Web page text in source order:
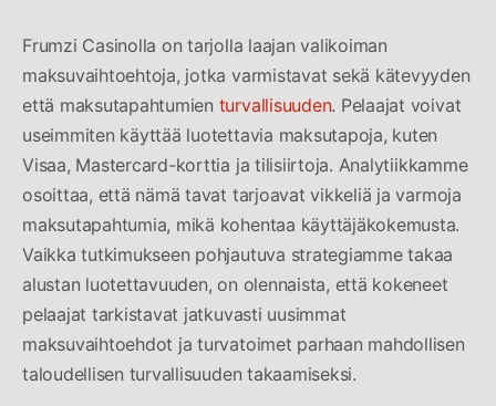
Frumzi Casinolla on tarjolla laajan valikoiman
maksuvaihtoehtoja, jotka varmistavat sekä kätevyyden
että maksutapahtumien turvallisuuden. Pelaajat voivat
useimmiten käyttää luotettavia maksutapoja, kuten
Visaa, Mastercard-korttia ja tilisiirtoja. Analytiikkamme
osoittaa, että nämä tavat tarjoavat vikkeliä ja varmoja
maksutapahtumia, mikä kohentaa käyttäjäkokemusta.
Vaikka tutkimukseen pohjautuva strategiamme takaa
alustan luotettavuuden, on olennaista, että kokeneet
pelaajat tarkistavat jatkuvasti uusimmat
maksuvaihtoehdot ja turvatoimet parhaan mahdollisen
taloudellisen turvallisuuden takaamiseksi.